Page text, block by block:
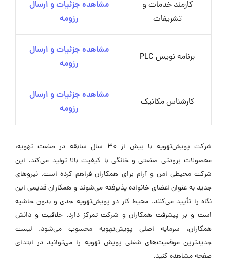
کارمند خدمات و
تشریفات
مشاهده جزئیات و ارسال
رزومه
برنامه نویس PLC
مشاهده جزئیات و ارسال
رزومه
کارشناس مکانیک
مشاهده جزئیات و ارسال
رزومه
شرکت پویش‌تهویه با بیش از 30 سال سابقه در صنعت تهویه،
محصولات برودتی صنعتی و خانگی با کیفیت بالا تولید می‌کند. این
شرکت محیطی امن و آرام برای همکاران فراهم کرده است. نیروهای
جدید به عنوان اعضای خانواده پذیرفته می‌شوند و همکاران قدیمی این
نگاه را تأیید می‌کنند. محیط کار در پویش‌تهویه جدی و بدون حاشیه
است و بر پیشرفت همکاران و شرکت تمرکز دارد. خلاقیت و دانش
همکاران، سرمایه اصلی پویش‌تهویه محسوب می‌شود. لیست
جدیدترین موقعیت‌های شغلی پویش تهویه را می‌توانید در ابتدای
صفحه مشاهده کنید.